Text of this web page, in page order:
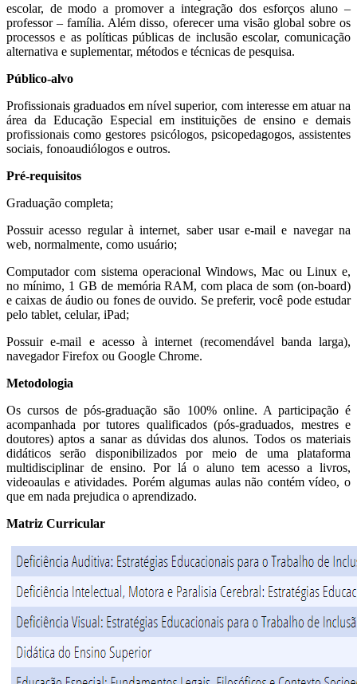
escolar, de modo a promover a integração dos esforços aluno –
professor – família. Além disso, oferecer uma visão global sobre os
processos e as políticas públicas de inclusão escolar, comunicação
alternativa e suplementar, métodos e técnicas de pesquisa.
Público-alvo
Profissionais graduados em nível superior, com interesse em atuar na
área da Educação Especial em instituições de ensino e demais
profissionais como gestores psicólogos, psicopedagogos, assistentes
sociais, fonoaudiólogos e outros.
Pré-requisitos
Graduação completa;
Possuir acesso regular à internet, saber usar e-mail e navegar na
web, normalmente, como usuário;
Computador com sistema operacional Windows, Mac ou Linux e,
no mínimo, 1 GB de memória RAM, com placa de som (on-board)
e caixas de áudio ou fones de ouvido. Se preferir, você pode estudar
pelo tablet, celular, iPad;
Possuir e-mail e acesso à internet (recomendável banda larga),
navegador Firefox ou Google Chrome.
Metodologia
Os cursos de pós-graduação são 100% online. A participação é
acompanhada por tutores qualificados (pós-graduados, mestres e
doutores) aptos a sanar as dúvidas dos alunos. Todos os materiais
didáticos serão disponibilizados por meio de uma plataforma
multidisciplinar de ensino. Por lá o aluno tem acesso a livros,
videoaulas e atividades. Porém algumas aulas não contém vídeo, o
que em nada prejudica o aprendizado.
Matriz Curricular